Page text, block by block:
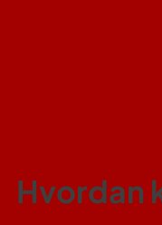
Hvordan